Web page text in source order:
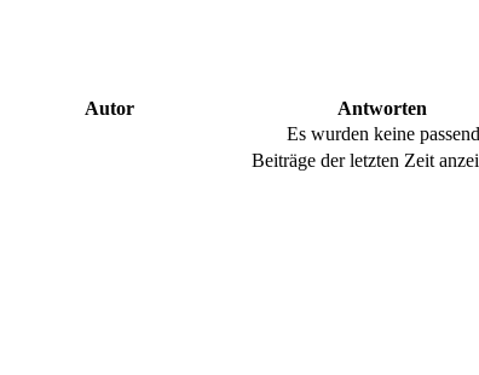
Autor Antworten
Es wurden keine
Beiträge der letzten Zeit